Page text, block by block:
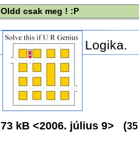
Oldd csak meg ! :P
Logika.
73 kB <2006. július 9> (